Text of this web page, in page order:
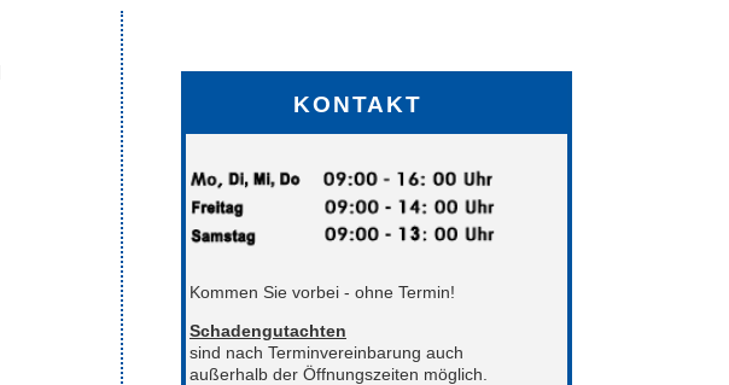
KONTAKT
Kommen Sie vorbei - ohne Termin!
Schadengutachten
sind nach Terminvereinbarung auch
außerhalb der Öffnungszeiten möglich.